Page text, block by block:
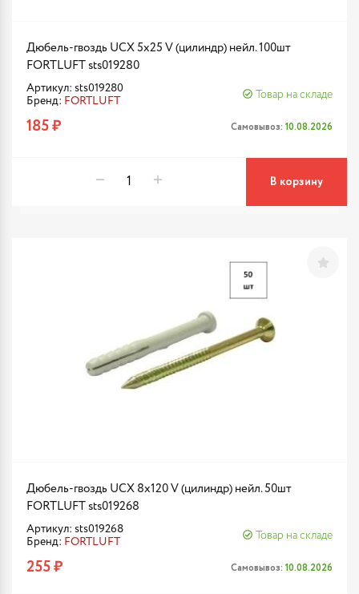
Дюбель-гвоздь UCX 5х25 V (цилиндр) нейл. 100шт
FORTLUFT sts019280
Артикул: sts019280
Бренд: FORTLUFT
Товар на складе
185 ₽ Самовывоз: 10.08.2026
В корзину
Дюбель-гвоздь UCX 8х120 V (цилиндр) нейл. 50шт
FORTLUFT sts019268
Артикул: sts019268
Бренд: FORTLUFT
Товар на складе
255 ₽ Самовывоз: 10.08.2026